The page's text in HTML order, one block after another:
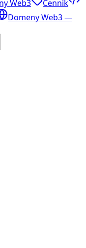
Web3
Cennik
Domeny Web3 —